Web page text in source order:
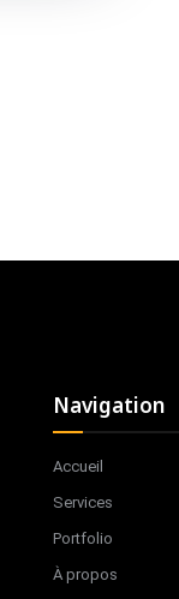
Navigation
Accueil
Services
Portfolio
À propos